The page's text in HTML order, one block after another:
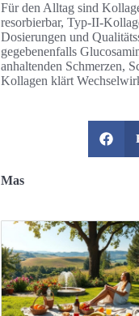
Für den Alltag sind
resorbierbar, Typ-II-
Dosierungen und
gegebenenfalls
anhaltenden Schmerzen,
Kollagen klärt
Mas